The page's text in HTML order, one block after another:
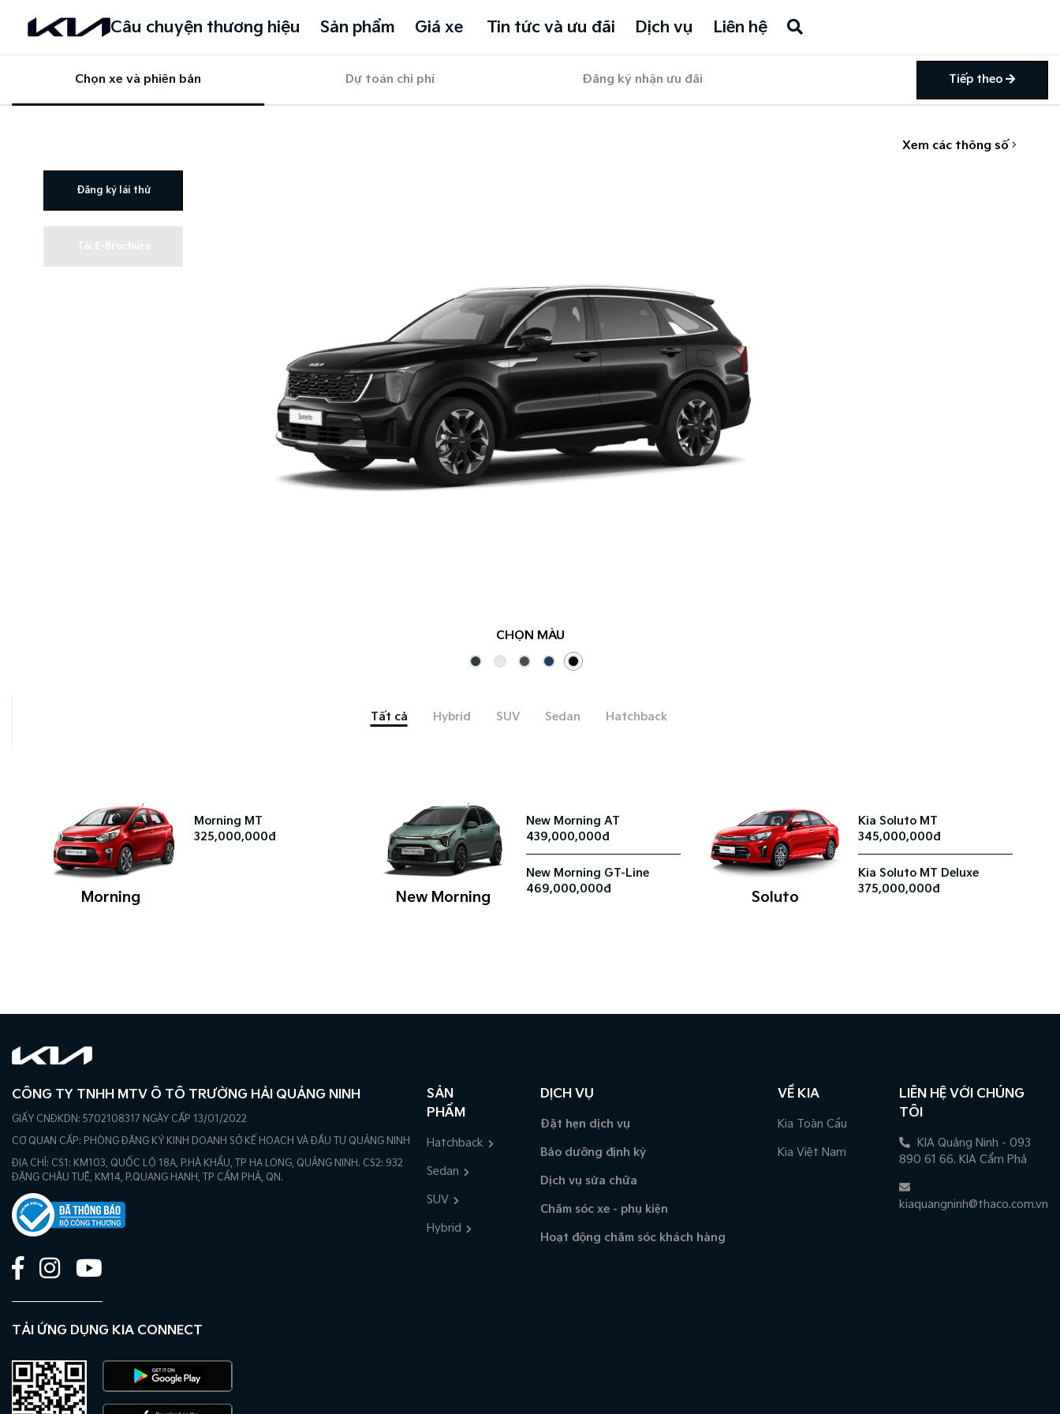
Câu chuyện thương hiệu Sản phẩm Giá xe Tin tức và ưu đãi Dịch vụ Liên hệ
Chọn xe và phiên bản Dự toán chi phí Đăng ký nhận ưu đãi Tiếp theo
Xem các thông số
Đăng ký lái thử
Tải E-Brochure
CHỌN MÀU
Tất cả Hybrid SUV Sedan Hatchback
Morning
Morning MT
325,000,000đ
New Morning
New Morning AT
439,000,000đ
New Morning GT-Line
469,000,000đ
Soluto
Kia Soluto MT
345,000,000đ
Kia Soluto MT Deluxe
375,000,000đ
CÔNG TY TNHH MTV Ô TÔ TRƯỜNG HẢI QUẢNG NINH
GIẤY CNĐKDN: 5702108317 NGÀY CẤP 13/01/2022
CƠ QUAN CẤP: PHÒNG ĐĂNG KÝ KINH DOANH SỞ KẾ HOẠCH VÀ ĐẦU TƯ QUẢNG NINH
ĐỊA CHỈ: CS1: KM103, QUỐC LỘ 18A, P.HÀ KHẨU, TP HẠ LONG, QUẢNG NINH. CS2: 932
ĐẶNG CHÂU TUỆ, KM14, P.QUANG HANH, TP CẨM PHẢ, QN.
TẢI ỨNG DỤNG KIA CONNECT
SẢN
PHẨM
Hatchback
Sedan
SUV
Hybrid
DỊCH VỤ
Đặt hẹn dịch vụ
Bảo dưỡng định kỳ
Dịch vụ sửa chữa
Chăm sóc xe - phụ kiện
Hoạt động chăm sóc khách hàng
VỀ KIA
Kia Toàn Cầu
Kia Việt Nam
LIÊN HỆ VỚI CHÚNG
TÔI
KIA Quảng Ninh - 093
890 61 66. KIA Cẩm Phả
kiaquangninh@thaco.com.vn